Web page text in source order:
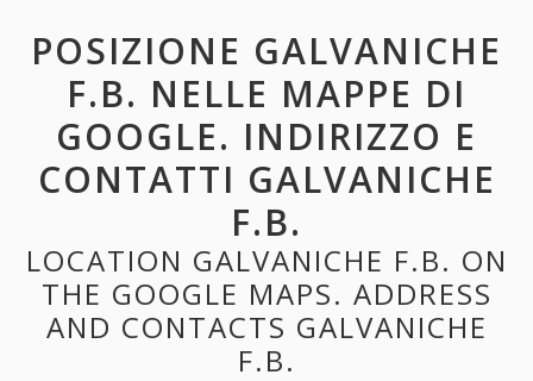
POSIZIONE GALVANICHE
F.B. NELLE MAPPE DI
GOOGLE. INDIRIZZO E
CONTATTI GALVANICHE
F.B.
LOCATION GALVANICHE F.B. ON
THE GOOGLE MAPS. ADDRESS
AND CONTACTS GALVANICHE
F.B.